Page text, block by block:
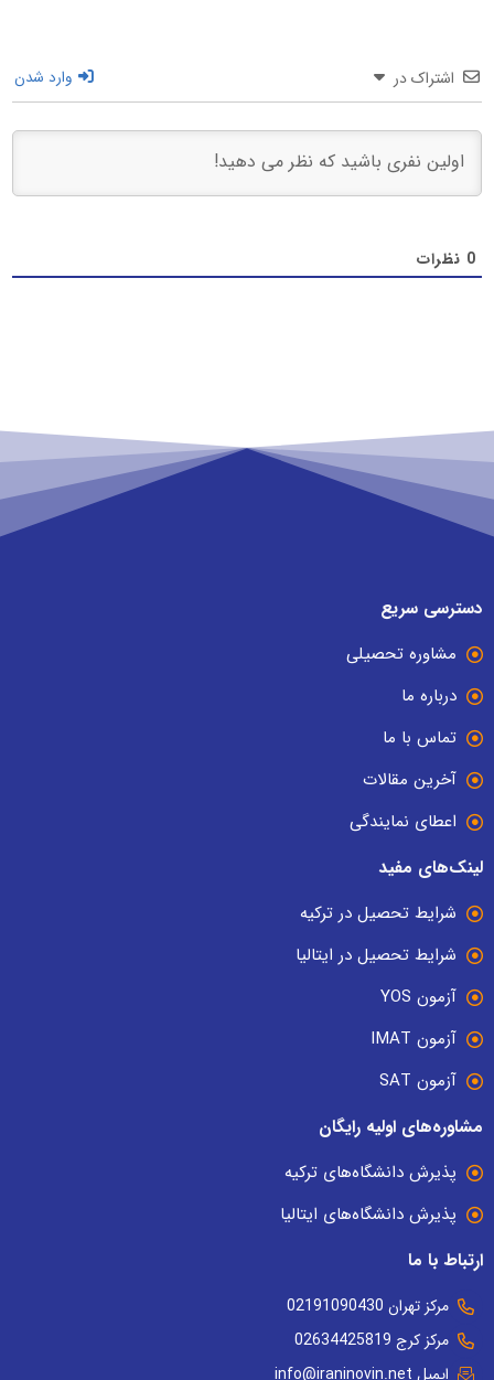
اشتراک در وارد شدن
0 نظرات
دسترسی سریع
مشاوره تحصیلی
درباره ما
تماس با ما
آخرین مقالات
اعطای نمایندگی
لینک‌های مفید
شرایط تحصیل در ترکیه
شرایط تحصیل در ایتالیا
آزمون YOS
آزمون IMAT
آزمون SAT
مشاوره‌های اولیه رایگان
پذیرش دانشگاه‌های ترکیه
پذیرش دانشگاه‌های ایتالیا
ارتباط با ما
مرکز تهران 02191090430
مرکز کرج 02634425819
ایمیل info@iraninovin.net